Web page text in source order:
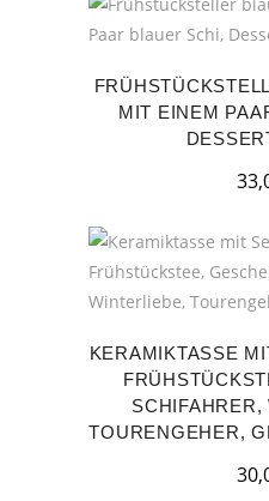
MIT EINEM
KERAMIKTASSE
SCHIFAHRER,
TOURENGEHER,